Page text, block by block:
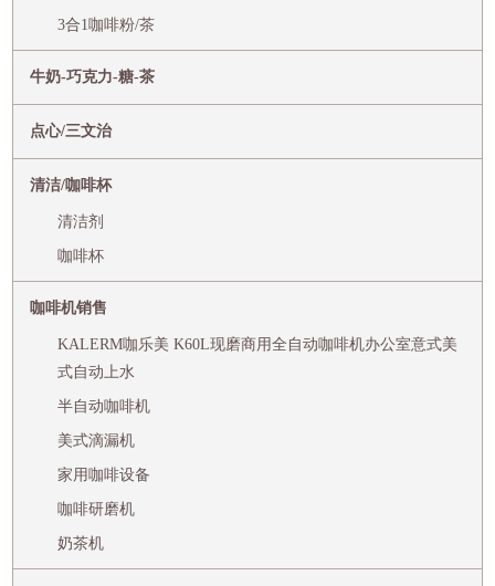
3合1咖啡粉/茶
牛奶-巧克力-糖-茶
点心/三文治
清洁/咖啡杯
清洁剂
咖啡杯
咖啡机销售
KALERM咖乐美 K60L现磨商用全自动咖啡机办公室意式美
式自动上水
半自动咖啡机
美式滴漏机
家用咖啡设备
咖啡研磨机
奶茶机